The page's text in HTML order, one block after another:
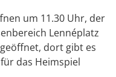
um 11.30 Uhr, der
Lennéplatz
dort gibt es
das Heimspiel